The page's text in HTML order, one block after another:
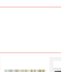
ンドが得られるの
ズのクロスオーバー
イラーコンデンサを